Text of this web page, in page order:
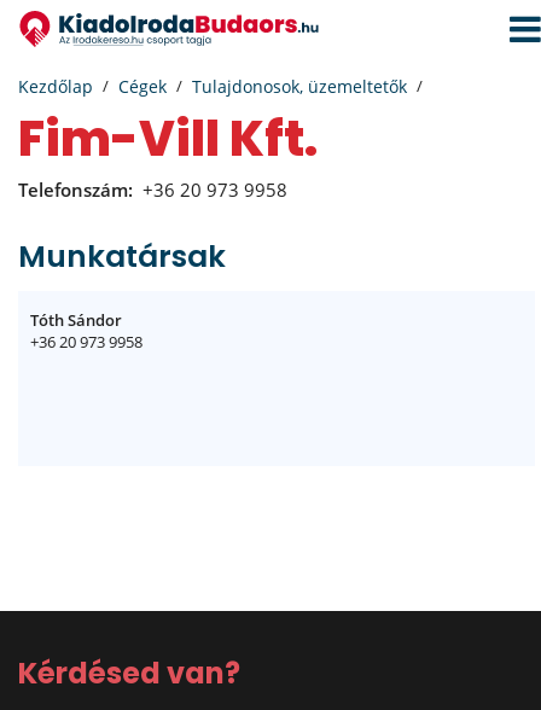
Kezdőlap Cégek Tulajdonosok, üzemeltetők
Fim-Vill Kft.
Telefonszám: +36 20 973 9958
Munkatársak
Tóth Sándor
+36 20 973 9958
Kérdésed van?